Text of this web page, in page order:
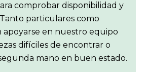
comprobar disponibilidad y
particulares como
en nuestro equipo
difíciles de encontrar o
mano en buen estado.